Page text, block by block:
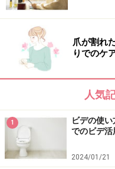
爪が割れ
りでのケ
人気
1
ビデの使
でのビデ活
2024/01/21